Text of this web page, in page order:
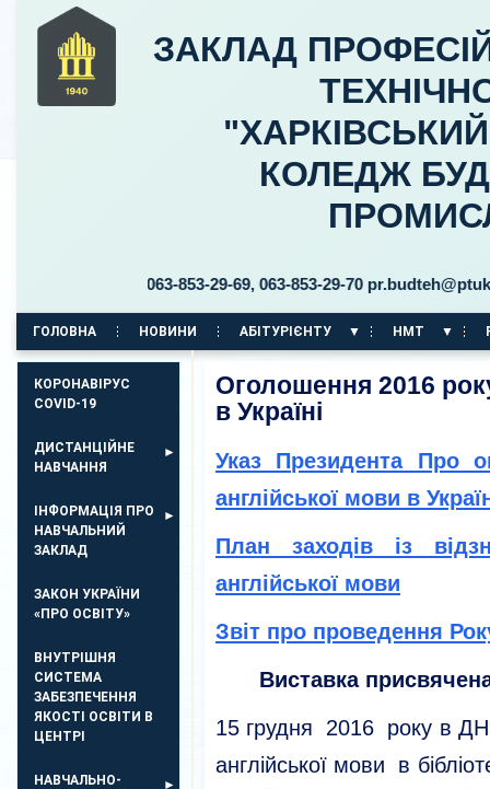
ЗАКЛАД
КОЛЕДЖ
30 тел. 063-853-29-69, 063-853-29-70
ГОЛОВНА НОВИНИ АБІТУРІЄНТУ НМТ
КОРОНАВІРУС
COVID-19
ДИСТАНЦІЙНЕ
НАВЧАННЯ
ІНФОРМАЦІЯ ПРО
НАВЧАЛЬНИЙ
ЗАКЛАД
ЗАКОН УКРАЇНИ
«ПРО ОСВІТУ»
ВНУТРІШНЯ
СИСТЕМА
ЗАБЕЗПЕЧЕННЯ
ЯКОСТІ ОСВІТИ В
ЦЕНТРІ
НАВЧАЛЬНО-
Оголошення 2016
в Україні
Указ Президента Про
англійської мови в
План заходів із
англійської мови
Звіт про проведення
Виставка
15 грудня 2016 року в
англійської мови в